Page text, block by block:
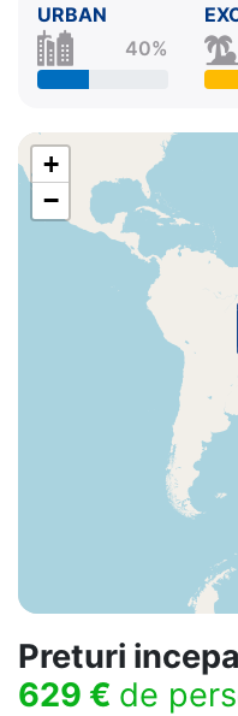
URBAN
40%
+
−
Preturi
629 € de